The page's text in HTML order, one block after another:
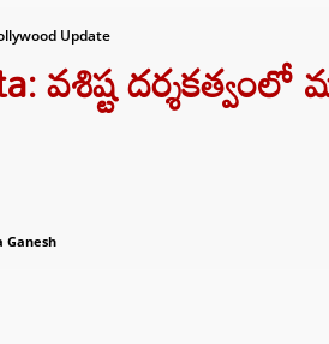
Update
వశిష్ట
Ganesh